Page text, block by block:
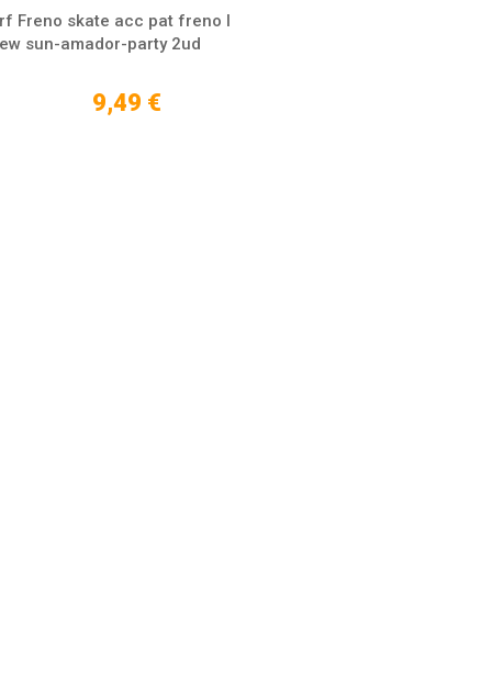
Freno skate acc pat freno l
sun-amador-party 2ud
9,49 €